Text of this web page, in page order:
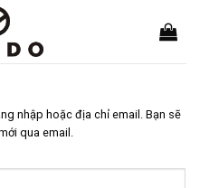
nhập hoặc địa chỉ email. Bạn sẽ
qua email.